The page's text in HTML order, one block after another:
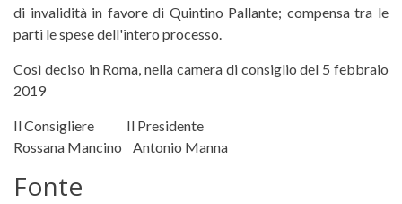
di invalidità in favore di Quintino Pallante; compensa tra le
parti le spese dell'intero processo.
Così deciso in Roma, nella camera di consiglio del 5 febbraio
2019
Il Consigliere Il Presidente
Rossana Mancino Antonio Manna
Fonte